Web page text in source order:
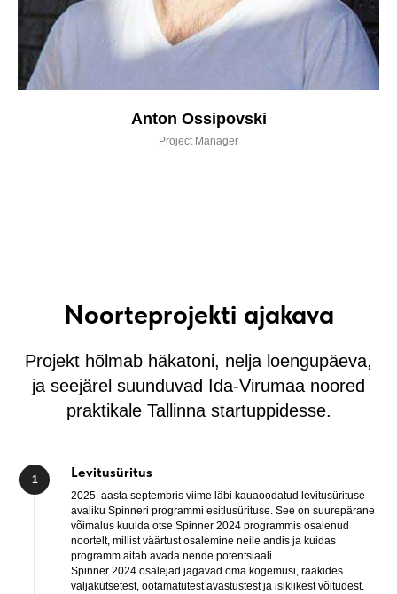
Anton Ossipovski
Project Manager
Noorteprojekti ajakava
Projekt hõlmab häkatoni, nelja loengupäeva,
ja seejärel suunduvad Ida-Virumaa noored
praktikale Tallinna startuppidesse.
Levitusüritus
2025. aasta septembris viime läbi kauaoodatud levitusürituse –
avaliku Spinneri programmi esitlusürituse. See on suurepärane
võimalus kuulda otse Spinner 2024 programmis osalenud
noortelt, millist väärtust osalemine neile andis ja kuidas
programm aitab avada nende potentsiaali.
Spinner 2024 osalejad jagavad oma kogemusi, rääkides
väljakutsetest, ootamatutest avastustest ja isiklikest võitudest.